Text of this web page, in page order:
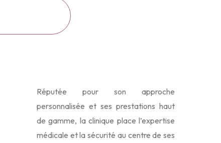
Réputée pour son approche
personnalisée et ses prestations haut
de gamme, la clinique place l’expertise
médicale et la sécurité au centre de ses